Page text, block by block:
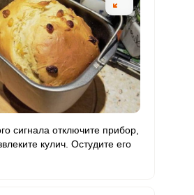
сигнала отключите прибор,
кулич. Остудите его